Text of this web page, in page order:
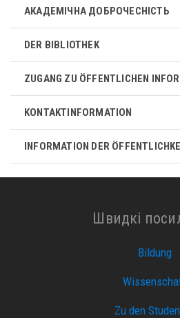
АКАДЕМІЧНА ДОБРОЧЕСНІСТЬ
DER BIBLIOTHEK
ZUGANG ZU ÖFFENTLICHEN
KONTAKTINFORMATION
INFORMATION DER
Швидкі
Bildung
Zu den